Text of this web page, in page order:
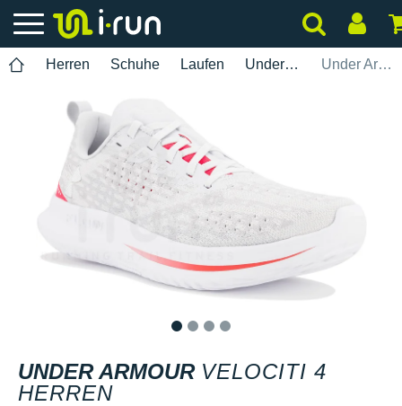
Herren Schuhe Laufen Under Armour Under Armour Velociti 4 Herren
UNDER ARMOUR VELOCITI 4
HERREN